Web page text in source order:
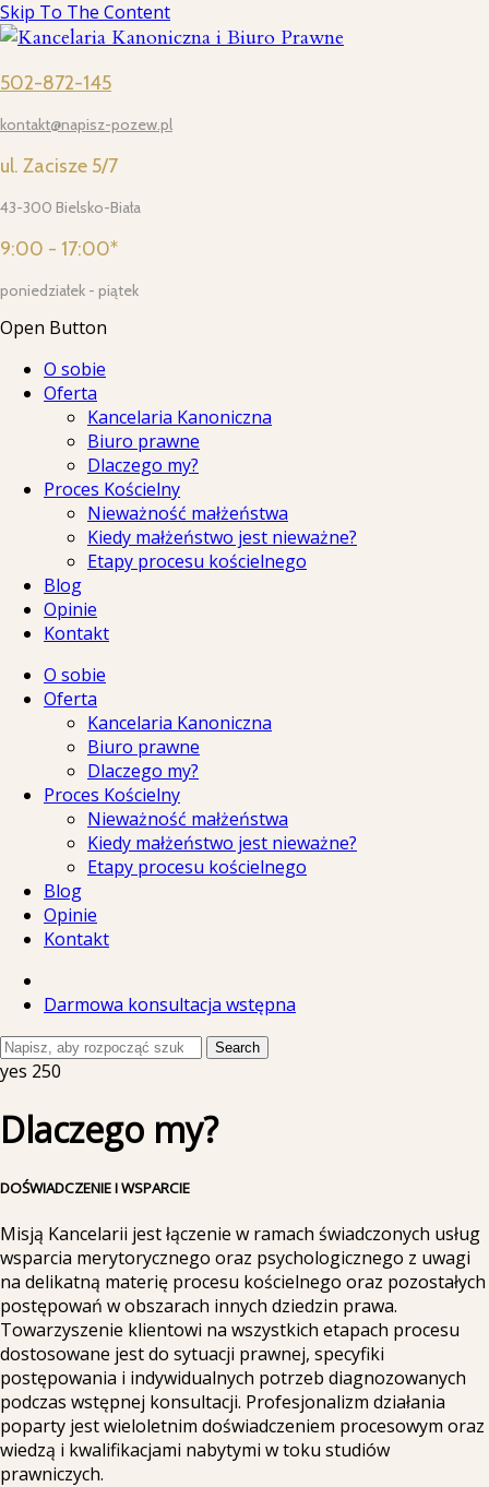
Skip To The Content
502-872-145
kontakt@napisz-pozew.pl
ul. Zacisze 5/7
43-300 Bielsko-Biała
9:00 - 17:00*
poniedziałek - piątek
Open Button
O sobie
Oferta
Kancelaria Kanoniczna
Biuro prawne
Dlaczego my?
Proces Kościelny
Nieważność małżeństwa
Kiedy małżeństwo jest nieważne?
Etapy procesu kościelnego
Blog
Opinie
Kontakt
O sobie
Oferta
Kancelaria Kanoniczna
Biuro prawne
Dlaczego my?
Proces Kościelny
Nieważność małżeństwa
Kiedy małżeństwo jest nieważne?
Etapy procesu kościelnego
Blog
Opinie
Kontakt
Darmowa konsultacja wstępna
Search
yes 250
Dlaczego my?
DOŚWIADCZENIE I WSPARCIE
Misją Kancelarii jest łączenie w ramach świadczonych usług
wsparcia merytorycznego oraz psychologicznego z uwagi
na delikatną materię procesu kościelnego oraz pozostałych
postępowań w obszarach innych dziedzin prawa.
Towarzyszenie klientowi na wszystkich etapach procesu
dostosowane jest do sytuacji prawnej, specyfiki
postępowania i indywidualnych potrzeb diagnozowanych
podczas wstępnej konsultacji. Profesjonalizm działania
poparty jest wieloletnim doświadczeniem procesowym oraz
wiedzą i kwalifikacjami nabytymi w toku studiów
prawniczych.